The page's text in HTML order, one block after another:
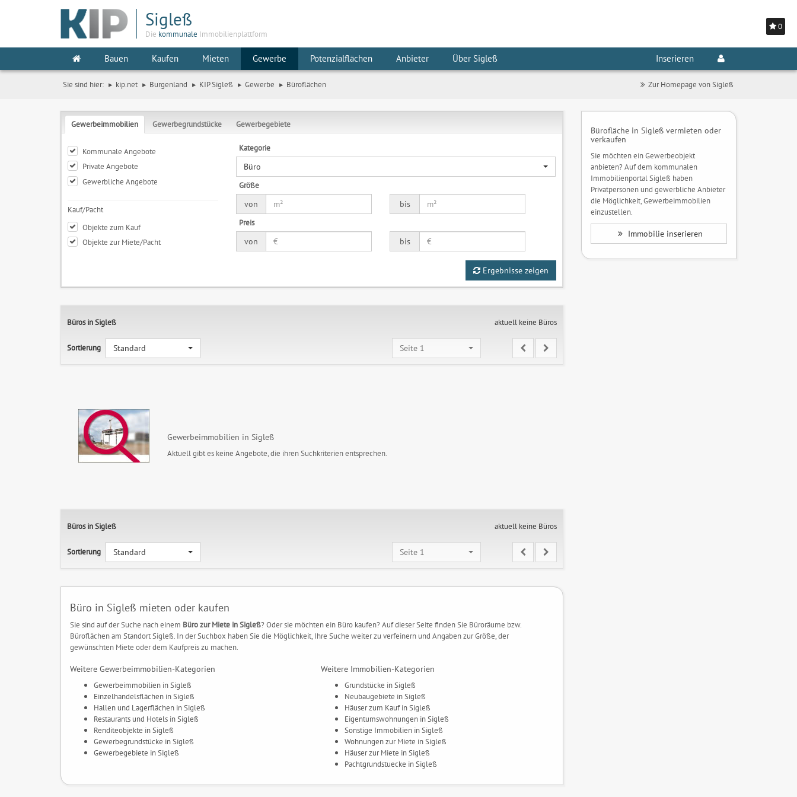
0
Sigleß
Die kommunale Immobilienplattform
Bauen Kaufen Mieten Gewerbe Potenzialflächen Anbieter Über Sigleß Inserieren
Sie sind hier: kip.net Burgenland KIP Sigleß Gewerbe Büroflächen Zur Homepage von Sigleß
Gewerbeimmobilien Gewerbegrundstücke Gewerbegebiete
Kommunale Angebote
Private Angebote
Gewerbliche Angebote
Kauf/Pacht
Objekte zum Kauf
Objekte zur Miete/Pacht
Kategorie
Büro
Größe
von
bis
Preis
von
bis
Ergebnisse zeigen
Büros in Sigleß
Sortierung Standard
aktuell keine Büros
Seite 1
Gewerbeimmobilien in Sigleß
Aktuell gibt es keine Angebote, die ihren Suchkriterien entsprechen.
Büros in Sigleß
Sortierung Standard
aktuell keine Büros
Seite 1
Büro in Sigleß mieten oder kaufen
Sie sind auf der Suche nach einem Büro zur Miete in Sigleß? Oder sie möchten ein Büro kaufen? Auf dieser Seite finden Sie Büroräume bzw.
Büroflächen am Standort Sigleß. In der Suchbox haben Sie die Möglichkeit, Ihre Suche weiter zu verfeinern und Angaben zur Größe, der
gewünschten Miete oder dem Kaufpreis zu machen.
Weitere Gewerbeimmobilien-Kategorien
Gewerbeimmobilien in Sigleß
Einzelhandelsflächen in Sigleß
Hallen und Lagerflächen in Sigleß
Restaurants und Hotels in Sigleß
Renditeobjekte in Sigleß
Gewerbegrundstücke in Sigleß
Gewerbegebiete in Sigleß
Weitere Immobilien-Kategorien
Grundstücke in Sigleß
Neubaugebiete in Sigleß
Häuser zum Kauf in Sigleß
Eigentumswohnungen in Sigleß
Sonstige Immobilien in Sigleß
Wohnungen zur Miete in Sigleß
Häuser zur Miete in Sigleß
Pachtgrundstuecke in Sigleß
Bürofläche in Sigleß vermieten oder
verkaufen
Sie möchten ein Gewerbeobjekt
anbieten? Auf dem kommunalen
Immobilienportal Sigleß haben
Privatpersonen und gewerbliche Anbieter
die Möglichkeit, Gewerbeimmobilien
einzustellen.
Immobilie inserieren